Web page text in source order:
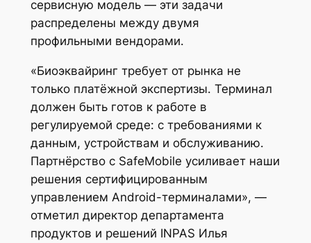
сервисную модель — эти задачи
распределены между двумя
профильными вендорами.
«Биоэквайринг требует от рынка не
только платёжной экспертизы. Терминал
должен быть готов к работе в
регулируемой среде: с требованиями к
данным, устройствам и обслуживанию.
Партнёрство с SafeMobile усиливает наши
решения сертифицированным
управлением Android-терминалами», —
отметил директор департамента
продуктов и решений INPAS Илья